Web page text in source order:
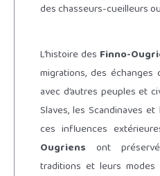
des chasseurs-cueilleurs
L’histoire des Finno-
migrations, des
avec d’autres peuples et
Slaves, les Scandinaves
ces influences
Ougriens ont
traditions et leurs